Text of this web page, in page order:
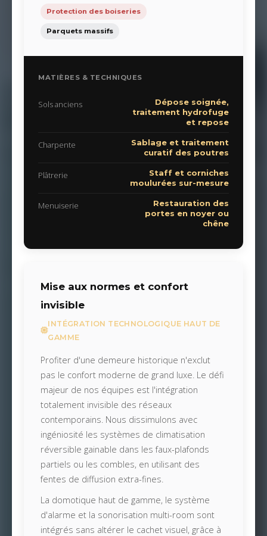
Protection des boiseries
Parquets massifs
MATIÈRES & TECHNIQUES
Sols anciens
Dépose soignée,
traitement hydrofuge
et repose
Charpente
Sablage et traitement
curatif des poutres
Plâtrerie
Staff et corniches
moulurées sur-mesure
Menuiserie
Restauration des
portes en noyer ou
chêne
Mise aux normes et confort
invisible
INTÉGRATION TECHNOLOGIQUE HAUT DE
GAMME
Profiter d'une demeure historique n'exclut
pas le confort moderne de grand luxe. Le défi
majeur de nos équipes est l'intégration
totalement invisible des réseaux
contemporains. Nous dissimulons avec
ingéniosité les systèmes de climatisation
réversible gainable dans les faux-plafonds
partiels ou les combles, en utilisant des
fentes de diffusion extra-fines.
La domotique haut de gamme, le système
d'alarme et la sonorisation multi-room sont
intégrés sans altérer le cachet visuel, grâce à